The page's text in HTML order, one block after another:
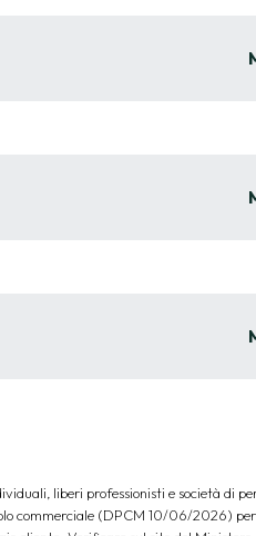
liberi professionisti e società di
commerciale (DPCM 10/06/2026) per